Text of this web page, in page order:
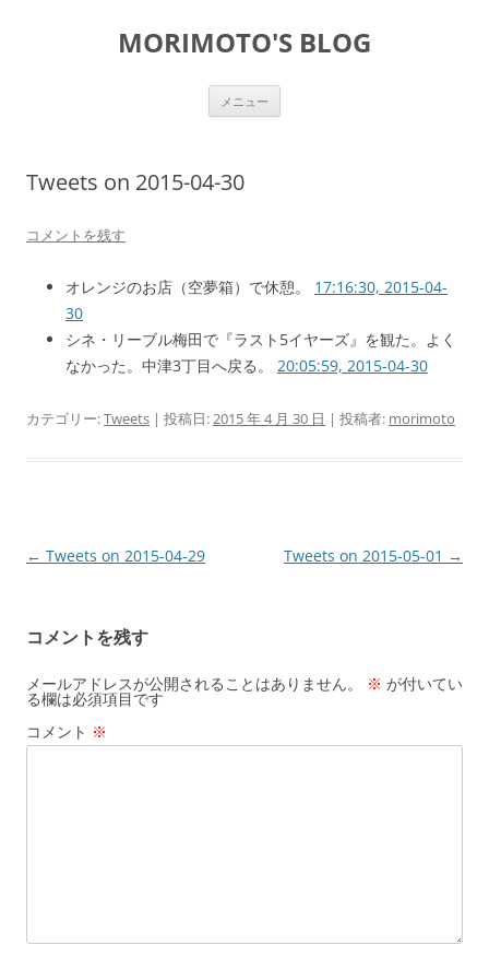
MORIMOTO'S BLOG
メニュー
Tweets on 2015-04-30
コメントを残す
オレンジのお店（空夢箱）で休憩。 17:16:30, 2015-04-
30
シネ・リーブル梅田で『ラスト5イヤーズ』を観た。よく
なかった。中津3丁目へ戻る。 20:05:59, 2015-04-30
カテゴリー:Tweets | 投稿日:2015 年 4 月 30 日 | 投稿者: morimoto
投
ビ
ゲ
ー
シ
← Tweets on 2015-04-29 Tweets on 2015-05-01 →
コメントを残す
メールアドレスが公開されることはありません。 ※ が付いてい
る欄は必須項目です
コメント ※